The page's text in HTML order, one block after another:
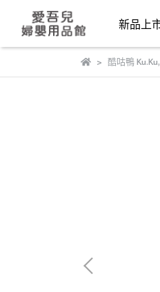
新品上
酷咕鴨 Ku.Ku,